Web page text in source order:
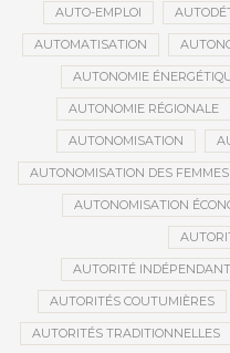
AUTO-EMPLOI
AUTOMATISATION
AUTONOMIE
AUTONOMIE RÉGIONALE
AUTONOMISATION
AUTONOMISATION DES FEMMES
AUTONOMISATION
AUTORITÉ
AUTORITÉS COUTUMIÈRES
AUTORITÉS TRADITIONNELLES